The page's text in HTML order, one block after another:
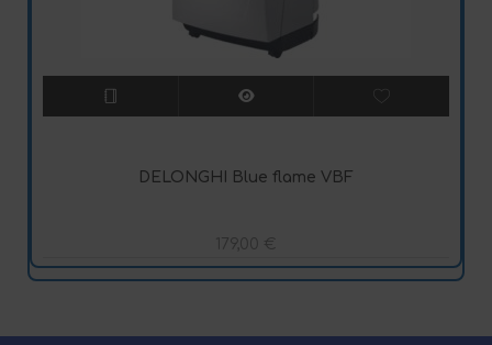
DELONGHI Blue flame VBF
179,00 €